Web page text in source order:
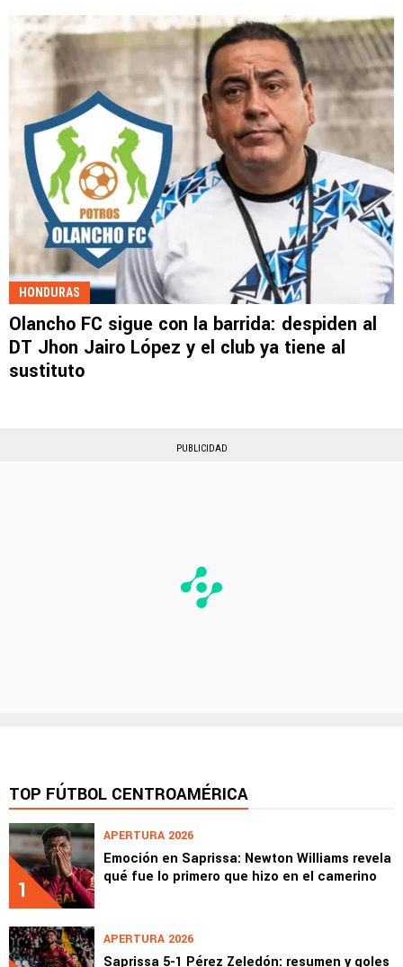
HONDURAS
Olancho FC sigue con la barrida: despiden al
DT Jhon Jairo López y el club ya tiene al
sustituto
PUBLICIDAD
TOP FÚTBOL CENTROAMÉRICA
1
APERTURA 2026
Emoción en Saprissa: Newton Williams revela
qué fue lo primero que hizo en el camerino
APERTURA 2026
Saprissa 5-1 Pérez Zeledón: resumen y goles